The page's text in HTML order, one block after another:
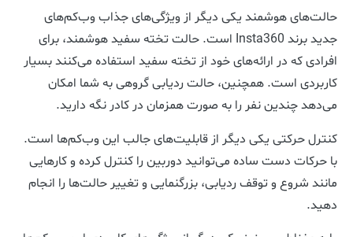
حالت‌های هوشمند یکی دیگر از ویژگی‌های جذاب وب‌کم‌های
جدید برند Insta360 است. حالت تخته سفید هوشمند، برای
افرادی که در ارائه‌های خود از تخته سفید استفاده می‌کنند بسیار
کاربردی است. همچنین، حالت ردیابی گروهی به شما امکان
می‌دهد چندین نفر را به صورت همزمان در کادر نگه دارید.
کنترل حرکتی یکی دیگر از قابلیت‌های جالب این وب‌کم‌ها است.
با حرکات دست ساده می‌توانید دوربین را کنترل کرده و کارهایی
مانند شروع و توقف ردیابی، بزرگنمایی و تغییر حالت‌ها را انجام
دهید.